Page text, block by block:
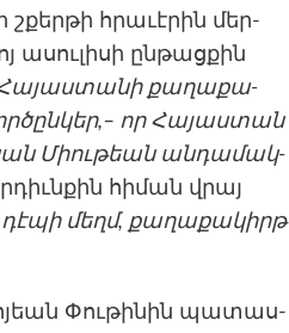
հրա­ւէրին մեր­
ասու­լի­սի ըն­թացքին
Հա­յաս­տա­նի քա­ղաքա­
որ Հա­յաս­տան
Միու­թեան ան­դա­մակ­
հի­ման վրայ
դէ­պի մեղմ, քա­ղաքա­կիրթ
Փու­թի­նին պա­տաս­